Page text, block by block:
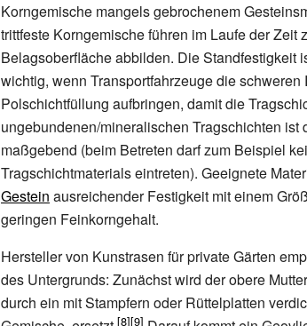
Korngemische mangels gebrochenem
trittfeste Korngemische führen im Laufe der Zeit
Belagsoberfläche abbilden. Die Standfestigkeit
wichtig, wenn Transportfahrzeuge die
Polschichtfüllung aufbringen, damit die
ungebundenen/mineralischen Tragschichten
maßgebend (beim Betreten darf zum Beispiel
Tragschichtmaterials eintreten). Geeignete
Gestein ausreichender Festigkeit mit einem
geringen Feinkorngehalt.
Hersteller von Kunstrasen für private Gärten
des Untergrunds: Zunächst wird der obere
durch ein mit Stampfern oder Rüttelplatten